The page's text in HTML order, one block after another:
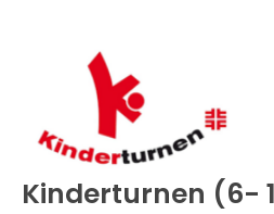
Kinderturnen (6-